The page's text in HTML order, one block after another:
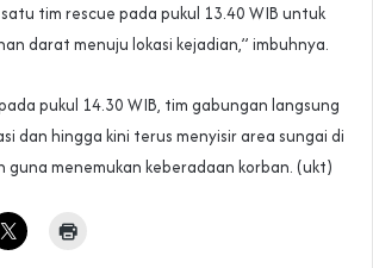
tim rescue pada pukul 13.40 WIB untuk
darat menuju lokasi kejadian,” imbuhnya.
pukul 14.30 WIB, tim gabungan langsung
dan hingga kini terus menyisir area sungai di
guna menemukan keberadaan korban. (ukt)